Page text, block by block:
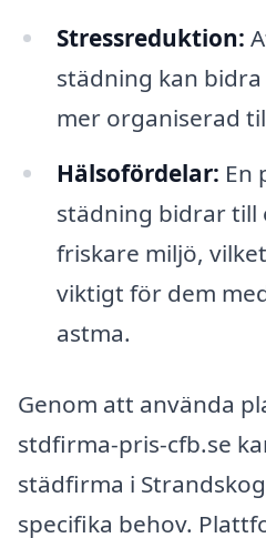
Stressreduktion:
städning kan
mer organiserad
Hälsofördelar: En
städning bidrar till
friskare miljö,
viktigt för dem
astma.
Genom att använda
stdfirma-pris-cfb.se
städfirma i
specifika behov.